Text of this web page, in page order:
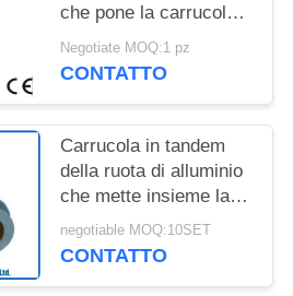
che pone la carrucola
del tandem dei rulli 2,5
che mette insieme
Negotiate MOQ:1 pz
CONTATTO
Carrucola in tandem
della ruota di alluminio
che mette insieme la
linea di trasmissione
dei blocchi che mette
negotiable MOQ:10SET
CONTATTO